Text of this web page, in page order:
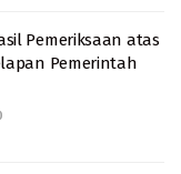
Pemeriksaan atas
Pemerintah